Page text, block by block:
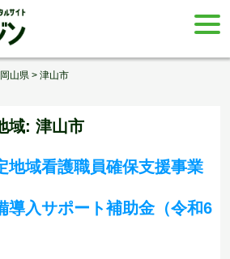
岡山県 > 津山市
域: 津山市
地域看護職員確保支援事業
導入サポート補助金（令和6